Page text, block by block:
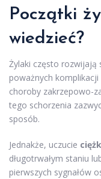
Początki
wiedzieć?
Żylaki często rozwijają
poważnych
choroby zakrzepowo-
tego schorzenia
sposób.
Jednakże, uczucie
długotrwałym staniu
pierwszych sygnałów